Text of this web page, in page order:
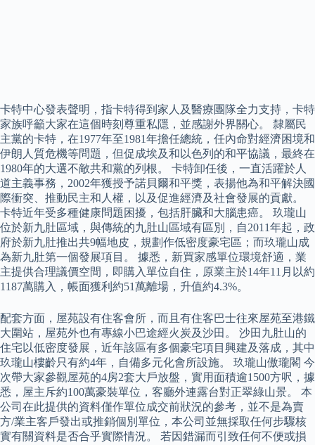
卡特中心發表聲明，指卡特得到家人及醫療團隊全力支持，卡特
家族呼籲大家在這個時刻尊重私隱，並感謝外界關心。 隸屬民
主黨的卡特，在1977年至1981年擔任總統，任內命對經濟困境和
伊朗人質危機等問題，但促成埃及和以色列的和平協議，最終在
1980年的大選不敵共和黨的列根。 卡特卸任後，一直活躍於人
道主義事務，2002年獲授予諾貝爾和平獎，表揚他為和平解決國
際衝突、推動民主和人權，以及促進經濟及社會發展的貢獻。
卡特近年受多種健康問題困擾，包括肝臟和大腦患癌。 玖瓏山
位於新九肚區域，與傳統的九肚山區域有區別，自2011年起，政
府於新九肚推出共9幅地皮，規劃作低密度豪宅區；而玖瓏山成
為新九肚第一個發展項目。 據悉，新買家感單位環境舒適，業
主提供合理議價空間，即購入單位自住，原業主於14年11月以約
1187萬購入，帳面獲利約51萬離場，升值約4.3%。
配套方面，屋苑設有住客會所，而且有住客巴士往來屋苑至港鐵
大圍站，屋苑外也有專線小巴途經火炭及沙田。 沙田九肚山的
住宅以低密度發展，近年該區有多個豪宅項目興建及落成，其中
玖瓏山樓齡只有約4年，自備多元化會所設施。 玖瓏山傲瓏閣 今
次帶大家參觀屋苑的4房2套大戶放盤，實用面積逾1500方呎，據
悉，屋主斥約100萬豪裝單位，客廳外連露台對正翠綠山景。 本
公司在此提供的資料僅作單位成交前狀況的參考，並不是為賣
方/業主客戶發出或推銷個別單位，本公司並無採取任何步驟核
實有關資料是否合乎實際情況。 若因錯漏而引致任何不便或損